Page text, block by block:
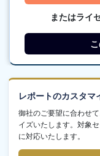
またはライ
レポートのカスタマ
御社のご要望に合わせ
イズいたします。対象
に対応いたします。